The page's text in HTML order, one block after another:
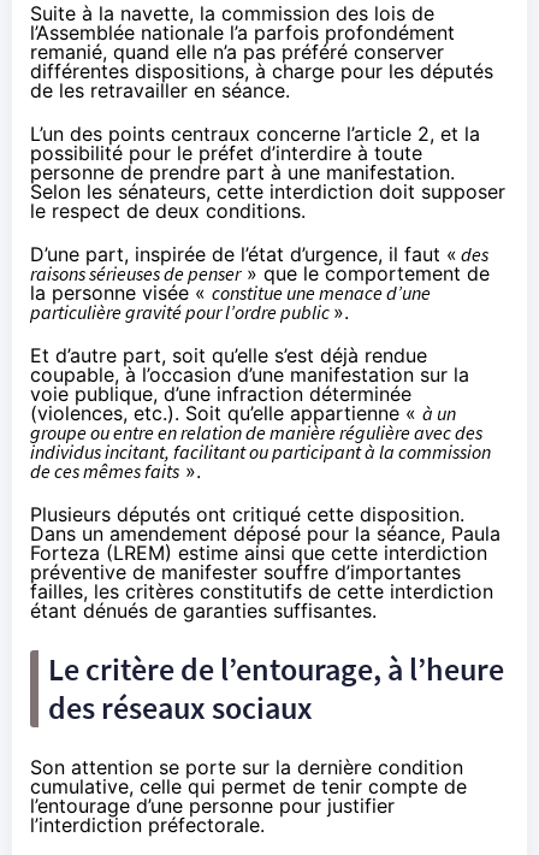
Suite à la navette, la commission des lois de
l’Assemblée nationale l’a parfois profondément
remanié, quand elle n’a pas préféré conserver
différentes dispositions, à charge pour les députés
de les retravailler en séance.
L’un des points centraux concerne l’article 2, et la
possibilité pour le préfet d’interdire à toute
personne de prendre part à une manifestation.
Selon les sénateurs, cette interdiction doit supposer
le respect de deux conditions.
D’une part, inspirée de l’état d’urgence, il faut « des
raisons sérieuses de penser» que le comportement de
la personne visée « constitue une menace d’une
particulière gravité pour l’ordre public ».
Et d’autre part, soit qu’elle s’est déjà rendue
coupable, à l’occasion d’une manifestation sur la
voie publique, d’une infraction déterminée
(violences, etc.). Soit qu’elle appartienne « à un
groupe ou entre en relation de manière régulière avec des
individus incitant, facilitant ou participant à la commission
de ces mêmes faits ».
Plusieurs députés ont critiqué cette disposition.
Dans un amendement déposé pour la séance, Paula
Forteza (LREM) estime ainsi que cette interdiction
préventive de manifester souffre d’importantes
failles, les critères constitutifs de cette interdiction
étant dénués de garanties suffisantes.
Le critère de l’entourage, à l’heure
des réseaux sociaux
Son attention se porte sur la dernière condition
cumulative, celle qui permet de tenir compte de
l’entourage d’une personne pour justifier
l’interdiction préfectorale.